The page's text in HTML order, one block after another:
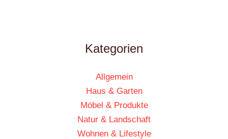
Kategorien
Allgemein
Haus & Garten
Möbel & Produkte
Natur & Landschaft
Wohnen & Lifestyle